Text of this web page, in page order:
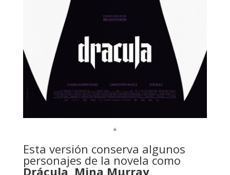
*
Esta versión conserva algunos
personajes de la novela como
Drácula, Mina Murray,